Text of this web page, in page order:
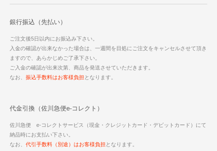
銀行振込（先払い）
ご注文後5日以内にお振込み下さい。
入金の確認が出来なかった場合は、一週間を目処にご注文をキャンセルさせて頂き
ますので、あらかじめご了承下さい。
ご入金の確認が出来次第、商品を発送させていただきます。
なお、 振込手数料はお客様負担 となります。
代金引換（佐川急便e-コレクト）
佐川急便 e-コレクトサービス（現金・クレジットカード・デビットカード）にて
納品時にお支払い下さい。
なお、 代引手数料（別途）はお客様負担 となります。